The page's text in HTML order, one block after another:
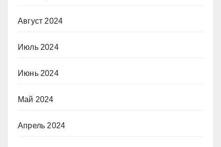
Август 2024
Июль 2024
Июнь 2024
Май 2024
Апрель 2024